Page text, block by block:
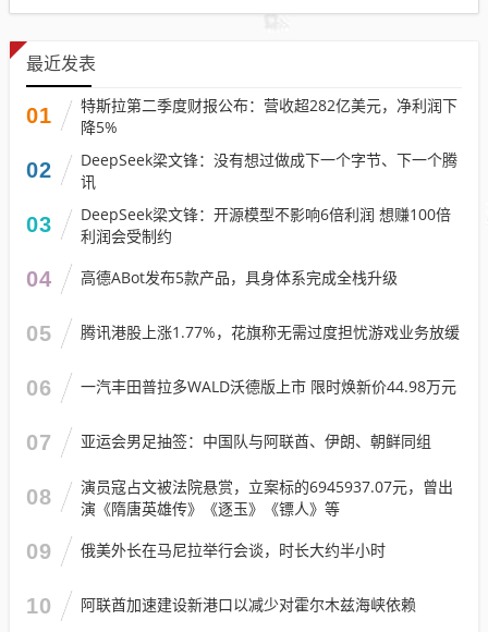
最近发表
01
特斯拉第二季度财报公布：营收超282亿美元，净利润下
降5%
02
DeepSeek梁文锋：没有想过做成下一个字节、下一个腾
讯
03
DeepSeek梁文锋：开源模型不影响6倍利润 想赚100倍
利润会受制约
04 高德ABot发布5款产品，具身体系完成全栈升级
05 腾讯港股上涨1.77%，花旗称无需过度担忧游戏业务放缓
06 一汽丰田普拉多WALD沃德版上市 限时焕新价44.98万元
07 亚运会男足抽签：中国队与阿联酋、伊朗、朝鲜同组
08
演员寇占文被法院悬赏，立案标的6945937.07元，曾出
演《隋唐英雄传》《逐玉》《镖人》等
09 俄美外长在马尼拉举行会谈，时长大约半小时
10 阿联酋加速建设新港口以减少对霍尔木兹海峡依赖